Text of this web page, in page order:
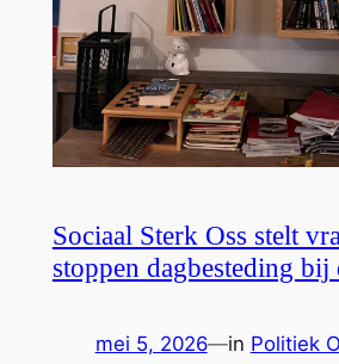
Sociaal Sterk Oss stelt
stoppen dagbesteding bij
mei 5, 2026—in Politiek